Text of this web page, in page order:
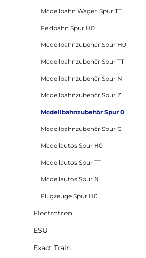
Modellbahn Wagen Spur TT
Feldbahn Spur H0
Modellbahnzubehör Spur H0
Modellbahnzubehör Spur TT
Modellbahnzubehör Spur N
Modellbahnzubehör Spur Z
Modellbahnzubehör Spur 0
Modellbahnzubehör Spur G
Modellautos Spur H0
Modellautos Spur TT
Modellautos Spur N
Flugzeuge Spur H0
Electrotren
ESU
Exact Train